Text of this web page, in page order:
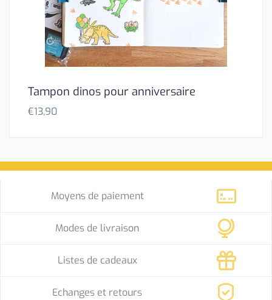
Tampon dinos pour anniversaire
€13,90
Moyens de paiement
Modes de livraison
Listes de cadeaux
Echanges et retours